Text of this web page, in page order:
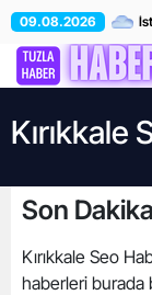
09.08.2026
Kırıkkale
Son
Kırıkkale Seo
haberleri burada